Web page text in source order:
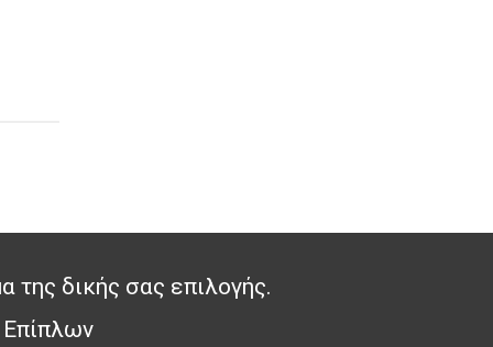
της δικής σας επιλογής.